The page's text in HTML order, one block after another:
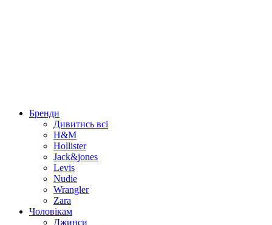
Бренди
Дивитись всі
H&M
Hollister
Jack&jones
Levis
Nudie
Wrangler
Zara
Чоловікам
Джинси